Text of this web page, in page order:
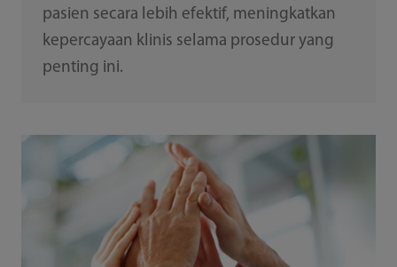
pasien secara lebih efektif, meningkatkan
kepercayaan klinis selama prosedur yang
penting ini.